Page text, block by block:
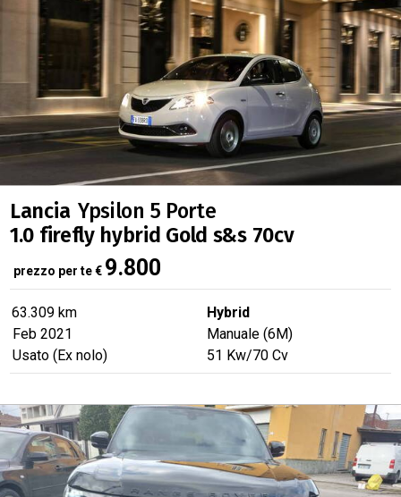
Lancia Ypsilon 5 Porte
1.0 firefly hybrid Gold s&s 70cv
prezzo per te€ 9.800
63.309 km
Hybrid
Feb 2021
Manuale (6M)
Usato (Ex nolo)
51 Kw/70 Cv